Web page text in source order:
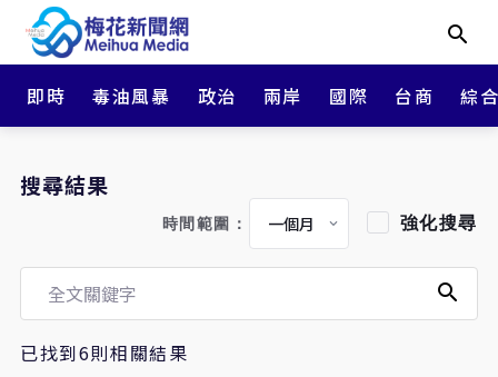
即時 毒油風暴 政治 兩岸 國際 台商 綜
搜尋結果
時間範圍： 強化搜尋
已找到6則相關結果